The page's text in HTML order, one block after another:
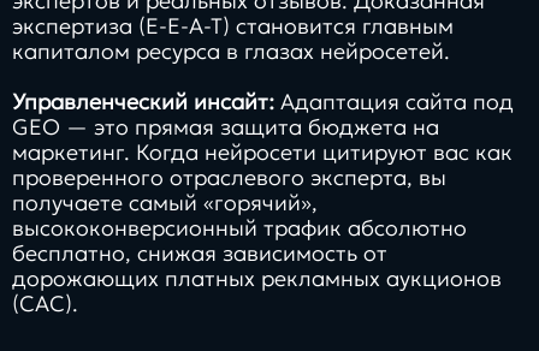
экспертиза (E-E-A-T) становится главным
капиталом ресурса в глазах нейросетей.
Управленческий инсайт: Адаптация сайта под
GEO — это прямая защита бюджета на
маркетинг. Когда нейросети цитируют вас как
проверенного отраслевого эксперта, вы
получаете самый «горячий»,
высококонверсионный трафик абсолютно
бесплатно, снижая зависимость от
дорожающих платных рекламных аукционов
(САС).